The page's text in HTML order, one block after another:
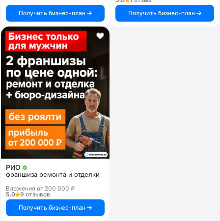
Получить бизнес-план
Получить бизнес-план
РИО
франшиза ремонта и отделки
Вложения от 200 000 ₽
5.0
9 отзывов
Получить бизнес-план